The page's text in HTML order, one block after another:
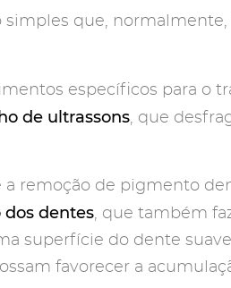
que,
específicos para o
de ultrassons , que
a remoção de pigmento
dentes , que também
superfície do dente
favorecer a